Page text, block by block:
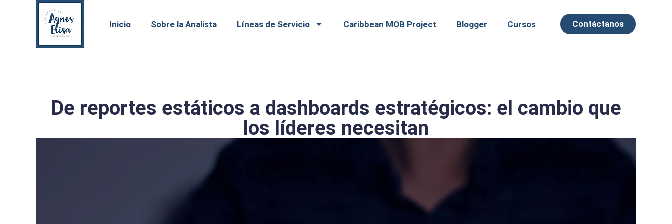
Inicio Sobre la Analista Líneas de Servicio Caribbean MOB Project Blogger Cursos Contáctanos
De reportes estáticos a dashboards estratégicos: el cambio que
los líderes necesitan